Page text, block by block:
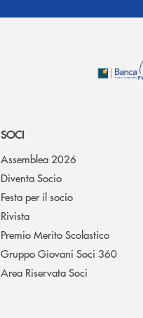
SOCI
Assemblea 2026
Diventa Socio
Festa per il socio
Rivista
Premio Merito Scolastico
Gruppo Giovani Soci 360
Area Riservata Soci